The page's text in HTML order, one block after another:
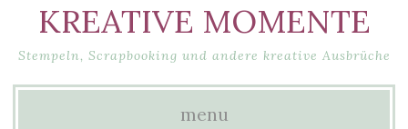
KREATIVE MOMENTE
Stempeln, Scrapbooking und andere kreative Ausbrüche
menu